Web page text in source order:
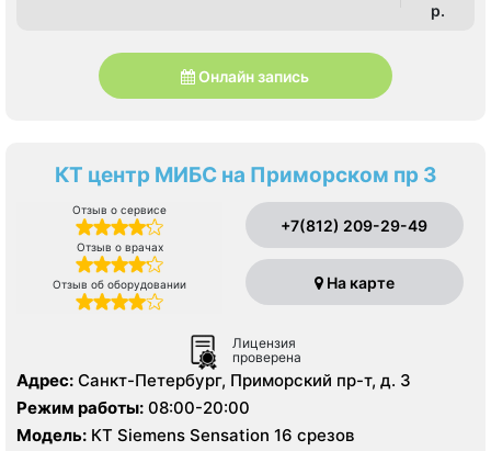
p.
Онлайн запись
КТ центр МИБС на Приморском пр 3
Отзыв о сервисе
Отзыв о врачах
Отзыв об оборудовании
+7(812) 209-29-49
На карте
Лицензия
проверена
Адрес: Санкт-Петербург, Приморский пр-т, д. 3
Режим работы: 08:00-20:00
Модель: КТ Siemens Sensation 16 срезов